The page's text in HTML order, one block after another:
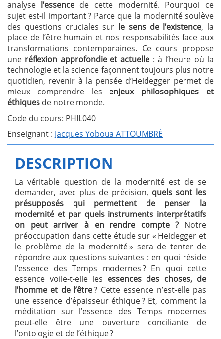
analyse l’essencede cette modernité. Pourquoi ce
sujet est-il important ? Parce que la modernité soulève
des questions cruciales sur le sens de l’existence, la
place de l’être humain et nos responsabilités face aux
transformations contemporaines. Ce cours propose
une réflexion approfondie et actuelle : à l’heure où la
technologie et la science façonnent toujours plus notre
quotidien, revenir à la pensée d’Heidegger permet de
mieux comprendre les enjeux philosophiques et
éthiques de notre monde.
Code du cours: PHIL040
Enseignant : Jacques Yoboua ATTOUMBRÉ
DESCRIPTION
La véritable question de la modernité est de se
demander, avec plus de précision, quels sont les
présupposés qui permettent de penser la
modernité et par quels instruments interprétatifs
on peut arriver à en rendre compte ? Notre
préoccupation dans cette étude sur « Heidegger et
le problème de la modernité » sera de tenter de
répondre aux questions suivantes : en quoi réside
l’essence des Temps modernes ? En quoi cette
essence voile-t-elle les essences des choses, de
l’homme et de l’être? Cette essence n’est-elle pas
une essence d’épaisseur éthique ? Et, comment la
méditation sur l’essence des Temps modernes
peut-elle être une ouverture conciliante de
l’ontologie et de l’éthique ?